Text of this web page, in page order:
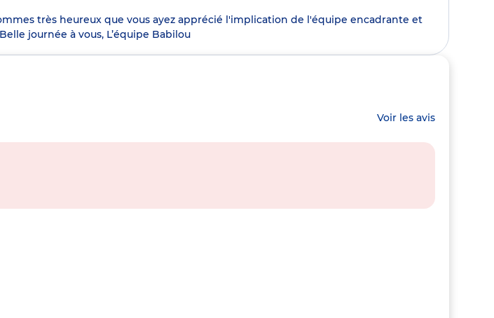
très heureux que vous ayez apprécié l'implication de l'équipe encadrante et
journée à vous, L’équipe Babilou
Voir les avis